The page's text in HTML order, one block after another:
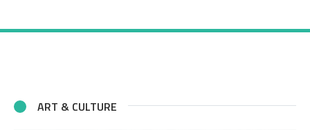
ART & CULTURE